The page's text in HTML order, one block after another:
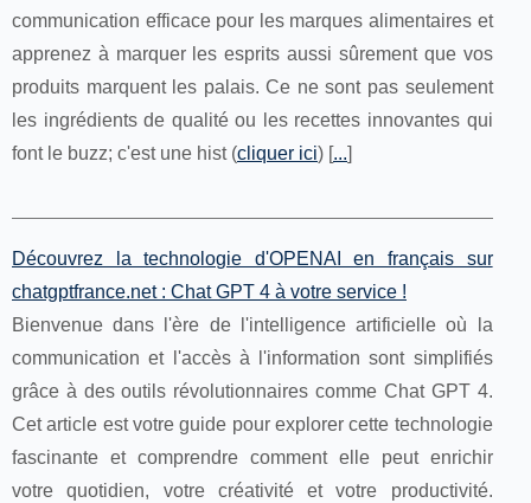
communication efficace pour les marques alimentaires et
apprenez à marquer les esprits aussi sûrement que vos
produits marquent les palais. Ce ne sont pas seulement
les ingrédients de qualité ou les recettes innovantes qui
font le buzz; c'est une hist (cliquer ici) [...]
Découvrez la technologie d'OPENAI en français sur
chatgptfrance.net : Chat GPT 4 à votre service !
Bienvenue dans l'ère de l'intelligence artificielle où la
communication et l'accès à l'information sont simplifiés
grâce à des outils révolutionnaires comme Chat GPT 4.
Cet article est votre guide pour explorer cette technologie
fascinante et comprendre comment elle peut enrichir
votre quotidien, votre créativité et votre productivité.